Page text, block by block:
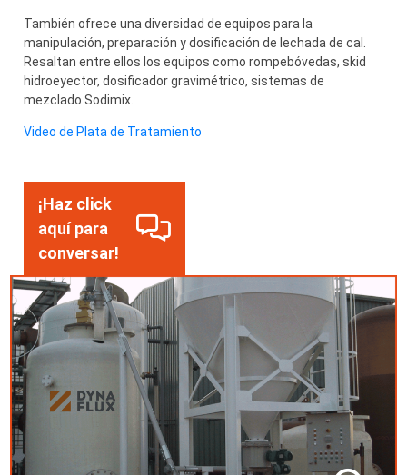
También ofrece una diversidad de equipos para la
manipulación, preparación y dosificación de lechada de cal.
Resaltan entre ellos los equipos como rompebóvedas, skid
hidroeyector, dosificador gravimétrico, sistemas de
mezclado Sodimix.
Video de Plata de Tratamiento
¡Haz click
aquí para
conversar!